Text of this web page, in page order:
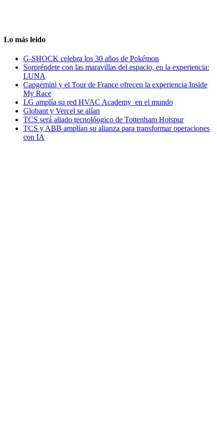
Lo más leido
G-SHOCK celebra los 30 años de Pokémon
Sorpréndete con las maravillas del espacio, en la experiencia:
LUNA
Capgemini y el Tour de France ofrecen la experiencia Inside
My Race
LG amplía su red HVAC Academy en el mundo
Globant y Vercel se alían
TCS será aliado tecnolóogico de Tottenham Hotspur
TCS y ABB amplían su alianza para transformar operaciones
con IA